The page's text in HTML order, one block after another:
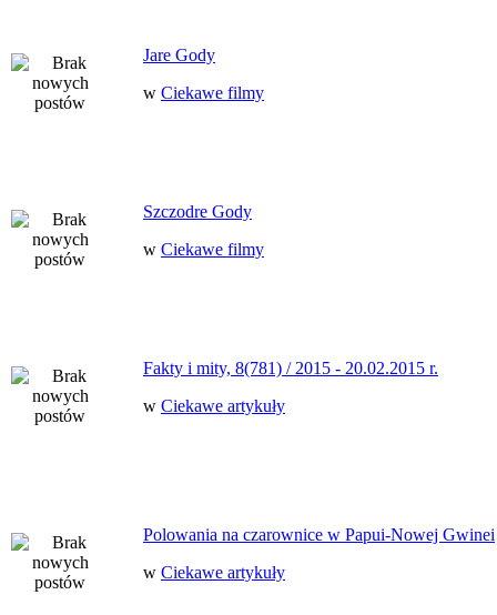
Jare Gody
w Ciekawe filmy
Szczodre Gody
w Ciekawe filmy
Fakty i mity, 8(781) / 2015 - 20.02.2015 r.
w Ciekawe artykuły
Polowania na czarownice w Papui-Nowej Gwinei
w Ciekawe artykuły